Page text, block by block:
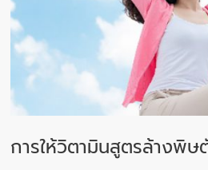
การให้วิตามินสูตรล้างพิษ